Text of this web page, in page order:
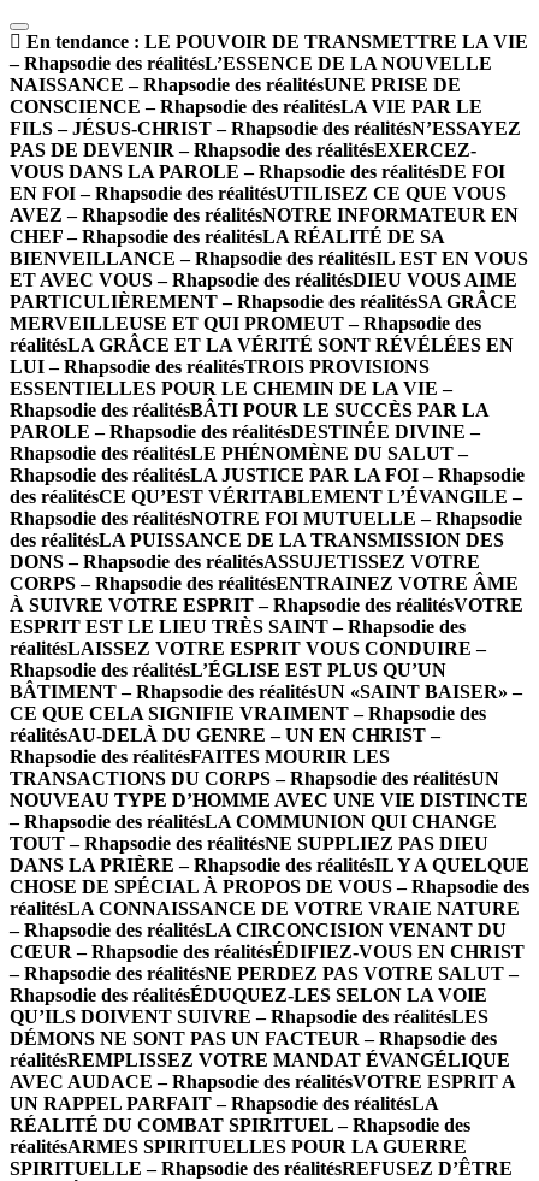
En tendance : LE POUVOIR DE TRANSMETTRE LA VIE
– Rhapsodie des réalitésL’ESSENCE DE LA NOUVELLE
NAISSANCE – Rhapsodie des réalitésUNE PRISE DE
CONSCIENCE – Rhapsodie des réalitésLA VIE PAR LE
FILS – JÉSUS-CHRIST – Rhapsodie des réalitésN’ESSAYEZ
PAS DE DEVENIR – Rhapsodie des réalitésEXERCEZ-
VOUS DANS LA PAROLE – Rhapsodie des réalitésDE FOI
EN FOI – Rhapsodie des réalitésUTILISEZ CE QUE VOUS
AVEZ – Rhapsodie des réalitésNOTRE INFORMATEUR EN
CHEF – Rhapsodie des réalitésLA RÉALITÉ DE SA
BIENVEILLANCE – Rhapsodie des réalitésIL EST EN VOUS
ET AVEC VOUS – Rhapsodie des réalitésDIEU VOUS AIME
PARTICULIÈREMENT – Rhapsodie des réalitésSA GRÂCE
MERVEILLEUSE ET QUI PROMEUT – Rhapsodie des
réalitésLA GRÂCE ET LA VÉRITÉ SONT RÉVÉLÉES EN
LUI – Rhapsodie des réalitésTROIS PROVISIONS
ESSENTIELLES POUR LE CHEMIN DE LA VIE –
Rhapsodie des réalitésBÂTI POUR LE SUCCÈS PAR LA
PAROLE – Rhapsodie des réalitésDESTINÉE DIVINE –
Rhapsodie des réalitésLE PHÉNOMÈNE DU SALUT –
Rhapsodie des réalitésLA JUSTICE PAR LA FOI – Rhapsodie
des réalitésCE QU’EST VÉRITABLEMENT L’ÉVANGILE –
Rhapsodie des réalitésNOTRE FOI MUTUELLE – Rhapsodie
des réalitésLA PUISSANCE DE LA TRANSMISSION DES
DONS – Rhapsodie des réalitésASSUJETISSEZ VOTRE
CORPS – Rhapsodie des réalitésENTRAINEZ VOTRE ÂME
À SUIVRE VOTRE ESPRIT – Rhapsodie des réalitésVOTRE
ESPRIT EST LE LIEU TRÈS SAINT – Rhapsodie des
réalitésLAISSEZ VOTRE ESPRIT VOUS CONDUIRE –
Rhapsodie des réalitésL’ÉGLISE EST PLUS QU’UN
BÂTIMENT – Rhapsodie des réalitésUN «SAINT BAISER» –
CE QUE CELA SIGNIFIE VRAIMENT – Rhapsodie des
réalitésAU-DELÀ DU GENRE – UN EN CHRIST –
Rhapsodie des réalitésFAITES MOURIR LES
TRANSACTIONS DU CORPS – Rhapsodie des réalitésUN
NOUVEAU TYPE D’HOMME AVEC UNE VIE DISTINCTE
– Rhapsodie des réalitésLA COMMUNION QUI CHANGE
TOUT – Rhapsodie des réalitésNE SUPPLIEZ PAS DIEU
DANS LA PRIÈRE – Rhapsodie des réalitésIL Y A QUELQUE
CHOSE DE SPÉCIAL À PROPOS DE VOUS – Rhapsodie des
réalitésLA CONNAISSANCE DE VOTRE VRAIE NATURE
– Rhapsodie des réalitésLA CIRCONCISION VENANT DU
CŒUR – Rhapsodie des réalitésÉDIFIEZ-VOUS EN CHRIST
– Rhapsodie des réalitésNE PERDEZ PAS VOTRE SALUT –
Rhapsodie des réalitésÉDUQUEZ-LES SELON LA VOIE
QU’ILS DOIVENT SUIVRE – Rhapsodie des réalitésLES
DÉMONS NE SONT PAS UN FACTEUR – Rhapsodie des
réalitésREMPLISSEZ VOTRE MANDAT ÉVANGÉLIQUE
AVEC AUDACE – Rhapsodie des réalitésVOTRE ESPRIT A
UN RAPPEL PARFAIT – Rhapsodie des réalitésLA
RÉALITÉ DU COMBAT SPIRITUEL – Rhapsodie des
réalitésARMES SPIRITUELLES POUR LA GUERRE
SPIRITUELLE – Rhapsodie des réalitésREFUSEZ D’ÊTRE